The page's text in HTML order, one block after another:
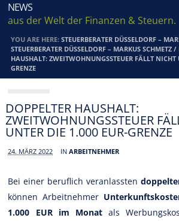
NEWS
aus der Welt der Finanzen & Steuern.
YOU ARE HERE:STEUERBERATER DÜSSELDORF –
STEUERBERATER DÜSSELDORF – MARKUS SCHMETZ /
HAUSHALT: ZWEITWOHNUNGSSTEUER FÄLLT NICHT
GRENZE
DOPPELTER HAUSHALT:
ZWEITWOHNUNGSSTEUER
UNTER DIE 1.000 EUR-GRENZE
24. MÄRZ 2022 INARBEITNEHMER
Bei einer beruflich veranlassten
können Arbeitnehmer
1.000 EUR im Monatals